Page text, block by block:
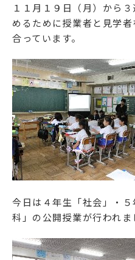
Instagram
資料請求・
学校法人相
相模女
相模女子大学
認定こども園相
１１月１９日（月）から
めるために授業者と見学
合っています。
今日は４年生「社会」・
科」の公開授業が行われま